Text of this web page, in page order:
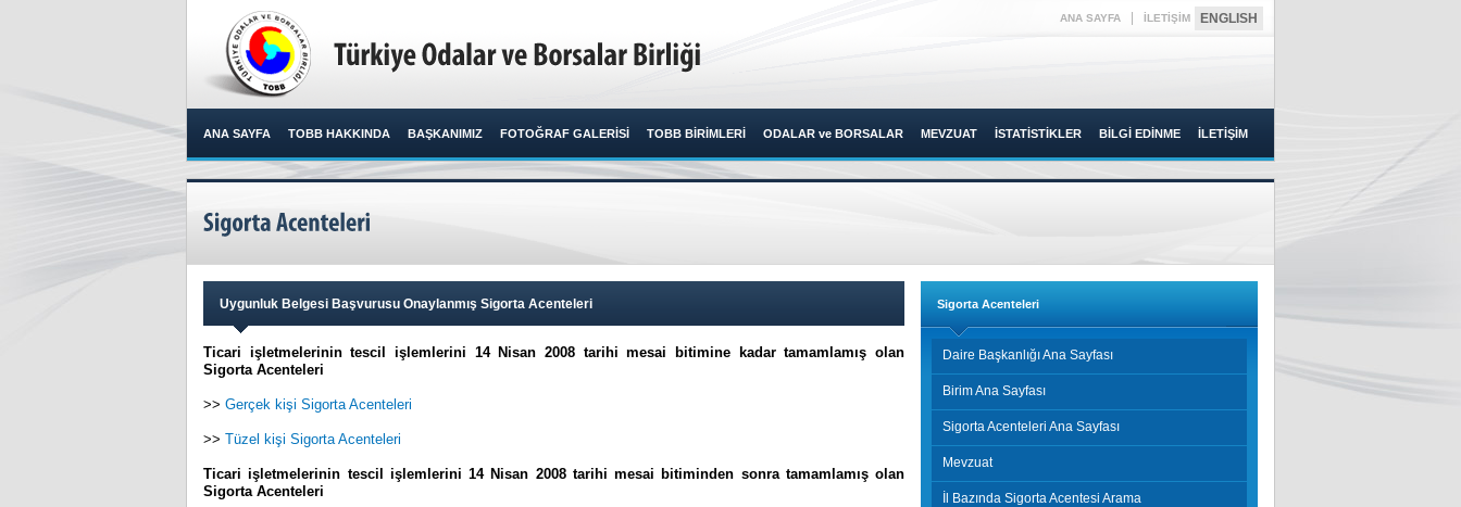
ANA SAYFA İLETİŞİM ENGLISH
ANA SAYFA TOBB HAKKINDA BAŞKANIMIZ FOTOĞRAF GALERİSİ TOBB BİRİMLERİ ODALAR ve BORSALAR MEVZUAT İSTATİSTİKLER BİLGİ EDİNME İLETİŞİM
Uygunluk Belgesi Başvurusu Onaylanmış Sigorta Acenteleri
Ticari işletmelerinin tescil işlemlerini 14 Nisan 2008 tarihi mesai bitimine kadar tamamlamış olan
Sigorta Acenteleri
>> Gerçek kişi Sigorta Acenteleri
>> Tüzel kişi Sigorta Acenteleri
Ticari işletmelerinin tescil işlemlerini 14 Nisan 2008 tarihi mesai bitiminden sonra tamamlamış olan
Sigorta Acenteleri
Sigorta Acenteleri
Daire Başkanlığı Ana Sayfası
Birim Ana Sayfası
Sigorta Acenteleri Ana Sayfası
Mevzuat
İl Bazında Sigorta Acentesi Arama